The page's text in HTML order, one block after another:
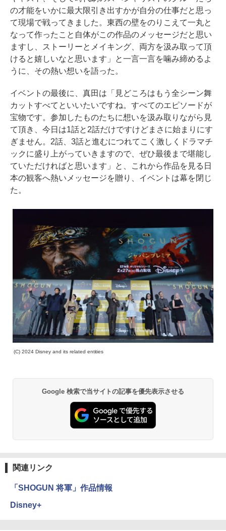
の才能をいかに最大限引き出すかが自分の仕事だと思っ
て現場で戦ってきました。東西の壁をのりこえて一丸と
なって作ったこと自体がこの作品のメッセージだと思い
ますし、ストーリーとメイキング、両方を汲み取って頂
けると嬉しいなと思います」と一言一言を噛み締めるよ
うに、その熱い想いを語った。
イベントの最後に、真田は「見どころはもう全シーン舞
カットすべてといいたいですね。すべてのエピソードが
宝物です。参加したものたちに想いを汲み取りながら見
て頂き、今日は1話と2話だけですけどまさに始まりにす
ぎません。2話、3話と進むにつれてこく激しくドラマチ
ックに盛り上がっていきますので、ぜひ最後まで堪能し
ていただければと思います」と、これから作品を見る日
本の観客へ熱いメッセージを贈り、イベントは幕を閉じ
た。
(C) 2024 Disney and its related entities
Google 検索で当サイトの記事を優先表示させる
関連リンク
「SHOGUN 将軍」作品情報
Disney+